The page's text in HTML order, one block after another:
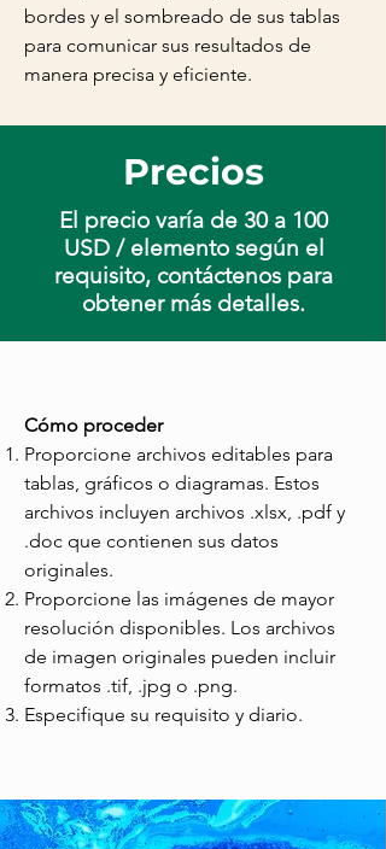
bordes y el sombreado de sus tablas
para comunicar sus resultados de
manera precisa y eficiente.
Precios
El precio varía de 30 a 100
USD / elemento según el
requisito, contáctenos para
obtener más detalles.
Cómo proceder
Proporcione archivos editables para
tablas, gráficos o diagramas. Estos
archivos incluyen archivos .xlsx, .pdf y
.doc que contienen sus datos
originales.
Proporcione las imágenes de mayor
resolución disponibles. Los archivos
de imagen originales pueden incluir
formatos .tif, .jpg o .png.
Especifique su requisito y diario.